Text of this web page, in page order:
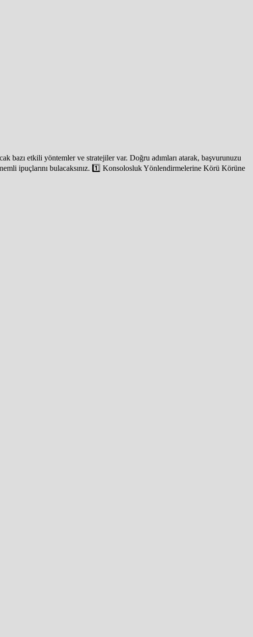
bazı etkili yöntemler ve stratejiler var. Doğru adımları atarak, başvurunuzu
ipuçlarını bulacaksınız. 1️⃣ Konsolosluk Yönlendirmelerine Körü Körüne